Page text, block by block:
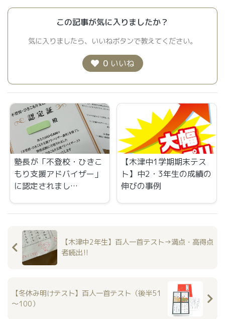
この記事が気に入りましたか？
気に入りましたら、いいねボタンで教えてください。
0 いいね
塾長が「不登校・ひきこ
もり支援アドバイザー」
に認定されまし…
【木津中1学期期末テス
ト】中2・3年生の成績の
伸びの事例
【木津中2年生】百人一首テスト→満点・高得点
者続出‼
【冬休み明けテスト】百人一首テスト（後半51
～100）